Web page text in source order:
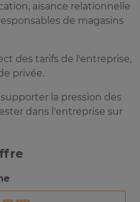
aisance relationnelle
de magasins
des tarifs de l'entreprise,
privée.
la pression des
dans l'entreprise sur